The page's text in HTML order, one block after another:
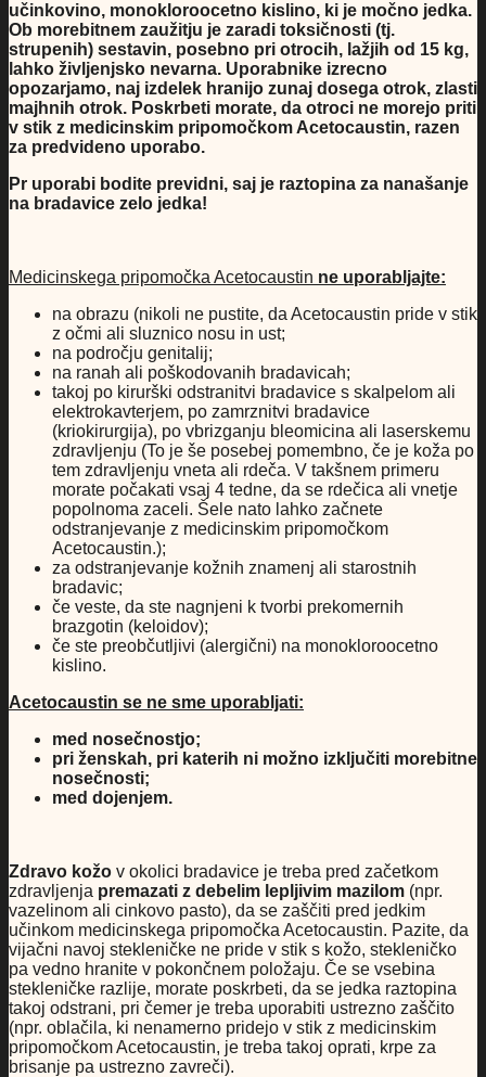
učinkovino, monokloroocetno kislino, ki je močno jedka.
Ob morebitnem zaužitju je zaradi toksičnosti (tj.
strupenih) sestavin, posebno pri otrocih, lažjih od 15 kg,
lahko življenjsko nevarna. Uporabnike izrecno
opozarjamo, naj izdelek hranijo zunaj dosega otrok, zlasti
majhnih otrok. Poskrbeti morate, da otroci ne morejo priti
v stik z medicinskim pripomočkom Acetocaustin, razen
za predvideno uporabo.
Pr uporabi bodite previdni, saj je raztopina za nanašanje
na bradavice zelo jedka!
Medicinskega pripomočka Acetocaustin ne uporabljajte:
na obrazu (nikoli ne pustite, da Acetocaustin pride v stik
z očmi ali sluznico nosu in ust;
na področju genitalij;
na ranah ali poškodovanih bradavicah;
takoj po kirurški odstranitvi bradavice s skalpelom ali
elektrokavterjem, po zamrznitvi bradavice
(kriokirurgija), po vbrizganju bleomicina ali laserskemu
zdravljenju (To je še posebej pomembno, če je koža po
tem zdravljenju vneta ali rdeča. V takšnem primeru
morate počakati vsaj 4 tedne, da se rdečica ali vnetje
popolnoma zaceli. Šele nato lahko začnete
odstranjevanje z medicinskim pripomočkom
Acetocaustin.);
za odstranjevanje kožnih znamenj ali starostnih
bradavic;
če veste, da ste nagnjeni k tvorbi prekomernih
brazgotin (keloidov);
če ste preobčutljivi (alergični) na monokloroocetno
kislino.
Acetocaustin se ne sme uporabljati:
med nosečnostjo;
pri ženskah, pri katerih ni možno izključiti morebitne
nosečnosti;
med dojenjem.
Zdravo kožo v okolici bradavice je treba pred začetkom
zdravljenja premazati z debelim lepljivim mazilom (npr.
vazelinom ali cinkovo pasto), da se zaščiti pred jedkim
učinkom medicinskega pripomočka Acetocaustin. Pazite, da
vijačni navoj stekleničke ne pride v stik s kožo, stekleničko
pa vedno hranite v pokončnem položaju. Če se vsebina
stekleničke razlije, morate poskrbeti, da se jedka raztopina
takoj odstrani, pri čemer je treba uporabiti ustrezno zaščito
(npr. oblačila, ki nenamerno pridejo v stik z medicinskim
pripomočkom Acetocaustin, je treba takoj oprati, krpe za
brisanje pa ustrezno zavreči).